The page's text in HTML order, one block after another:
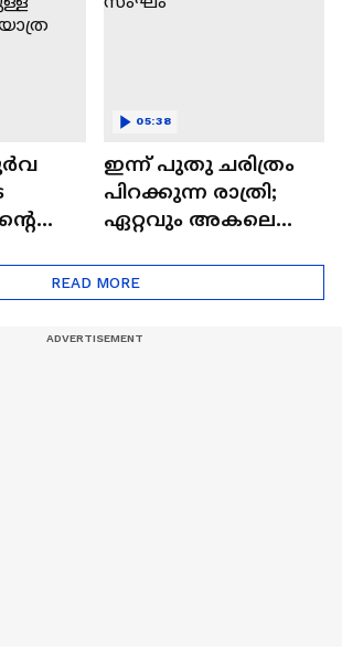
യാത്ര
ഇന്ന് പുതു ചരിത്രം
പിറക്കുന്ന രാത്രി;
ഏറ്റവും അകലെ
05:38
READ MORE